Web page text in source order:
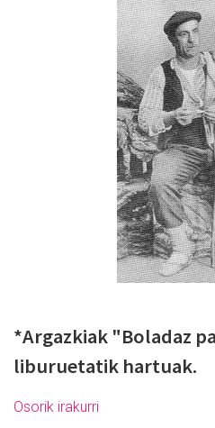
*Argazkiak "Boladaz
liburuetatik hartuak.
Osorik irakurri